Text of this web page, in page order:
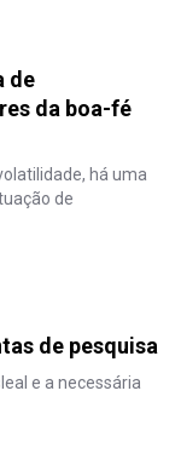
de
da boa-fé
há uma
de
de pesquisa
e a necessária